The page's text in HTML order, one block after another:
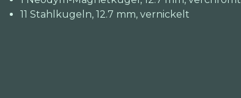
11 Stahlkugeln, 12.7 mm, vernickelt